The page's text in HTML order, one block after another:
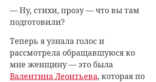
— Ну, стихи, прозу — что вы там
подготовили?
Теперь я узнала голос и
рассмотрела обращавшуюся ко
мне женщину — это была
Валентина Леонтьева, которая по